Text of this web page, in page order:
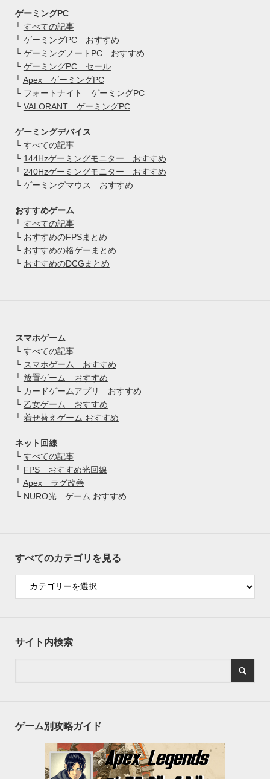
ゲーミングPC
└ すべての記事
└ ゲーミングPC おすすめ
└ ゲーミングノートPC おすすめ
└ ゲーミングPC セール
└Apex ゲーミングPC
└ フォートナイト ゲーミングPC
└ VALORANT ゲーミングPC
ゲーミングデバイス
└ すべての記事
└ 144Hzゲーミングモニター おすすめ
└ 240Hzゲーミングモニター おすすめ
└ ゲーミングマウス おすすめ
おすすめゲーム
└ すべての記事
└ おすすめのFPSまとめ
└ おすすめの格ゲーまとめ
└ おすすめのDCGまとめ
スマホゲーム
└ すべての記事
└ スマホゲーム おすすめ
└ 放置ゲーム おすすめ
└ カードゲームアプリ おすすめ
└ 乙女ゲーム おすすめ
└ 着せ替えゲーム おすすめ
ネット回線
└ すべての記事
└ FPS おすすめ光回線
└Apex ラグ改善
└ NURO光 ゲーム おすすめ
すべてのカテゴリを見る
サイト内検索
ゲーム別攻略ガイド